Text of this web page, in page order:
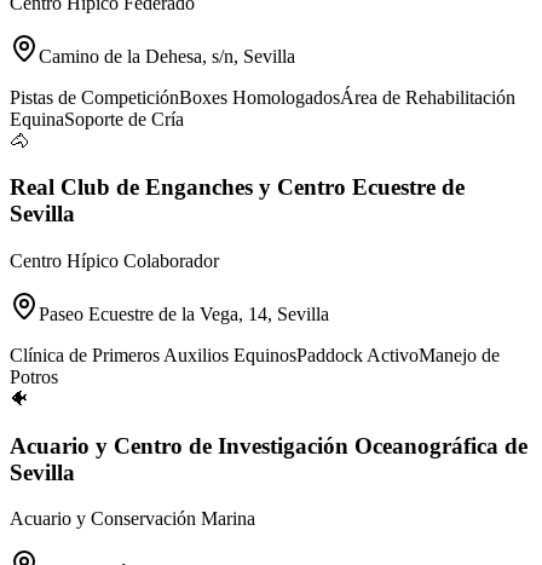
Camino de la Dehesa, s/n, Sevilla
Pistas de CompeticiónBoxes HomologadosÁrea de Rehabilitación
EquinaSoporte de Cría
🐴
Real Club de Enganches y Centro Ecuestre de
Sevilla
Centro Hípico Colaborador
Paseo Ecuestre de la Vega, 14, Sevilla
Clínica de Primeros Auxilios EquinosPaddock ActivoManejo de
Potros
🐠
Acuario y Centro de Investigación Oceanográfica de
Sevilla
Acuario y Conservación Marina